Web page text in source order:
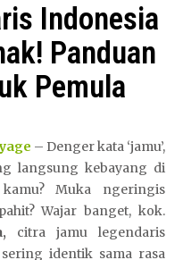
Indonesia
Panduan
Pemula
– Denger kata ‘jamu’,
langsung kebayang di
Muka ngeringis
Wajar banget, kok.
citra jamu legendaris
identik sama rasa